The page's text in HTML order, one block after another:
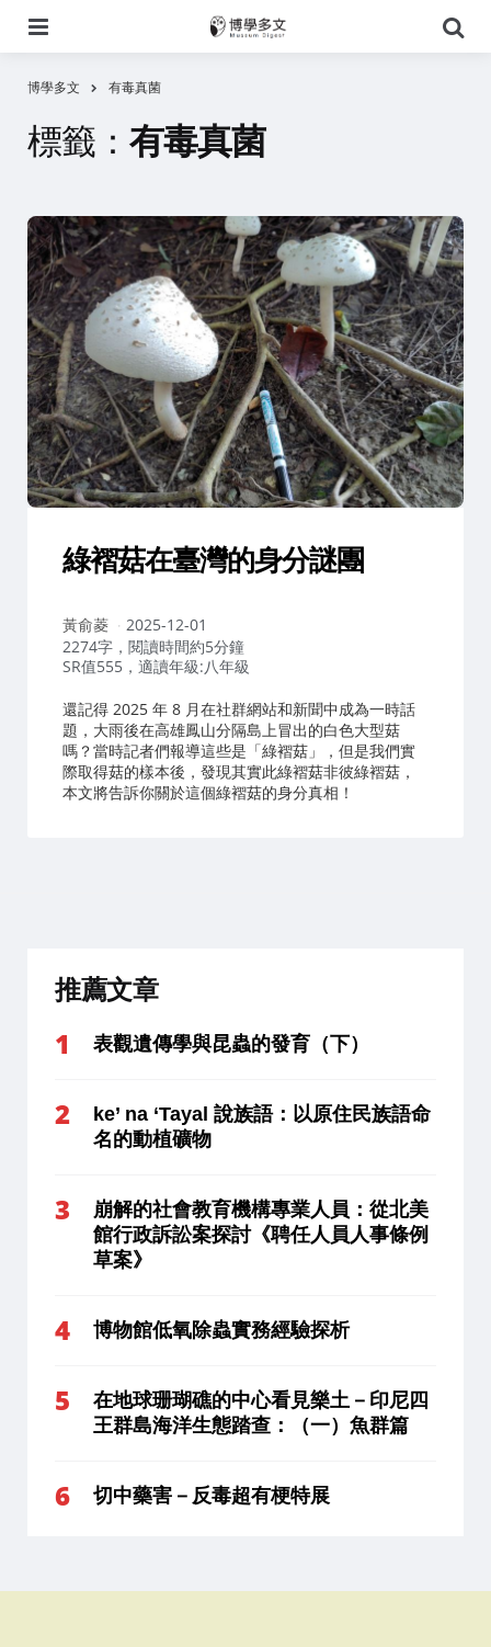
尋
博學多文 有毒真菌
標籤： 有毒真菌
綠褶菇在臺灣的身分謎團
作
者：
黃俞菱
2025-12-01
2274字，閱讀時間約5分鐘
SR值555，適讀年級:八年級
還記得 2025 年 8 月在社群網站和新聞中成為一時話
題，大雨後在高雄鳳山分隔島上冒出的白色大型菇
嗎？當時記者們報導這些是「綠褶菇」，但是我們實
際取得菇的樣本後，發現其實此綠褶菇非彼綠褶菇，
本文將告訴你關於這個綠褶菇的身分真相！
推薦文章
表觀遺傳學與昆蟲的發育（下）
ke’ na ‘Tayal 說族語：以原住民族語命
名的動植礦物
崩解的社會教育機構專業人員：從北美
館行政訴訟案探討《聘任人員人事條例
草案》
博物館低氧除蟲實務經驗探析
在地球珊瑚礁的中心看見樂土－印尼四
王群島海洋生態踏查：（一）魚群篇
切中藥害－反毒超有梗特展